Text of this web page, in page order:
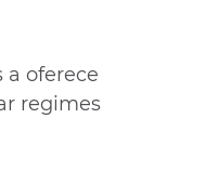
a oferece
regimes